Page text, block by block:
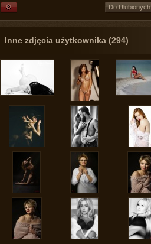
Do Ulubionych
Inne zdjęcia użytkownika (294)